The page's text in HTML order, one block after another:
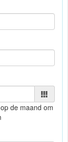
de maand om